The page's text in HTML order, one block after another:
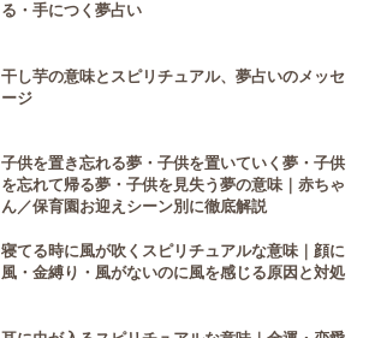
る・手につく夢占い
干し芋の意味とスピリチュアル、夢占いのメッセ
ージ
子供を置き忘れる夢・子供を置いていく夢・子供
を忘れて帰る夢・子供を見失う夢の意味｜赤ちゃ
ん／保育園お迎えシーン別に徹底解説
寝てる時に風が吹くスピリチュアルな意味｜顔に
風・金縛り・風がないのに風を感じる原因と対処